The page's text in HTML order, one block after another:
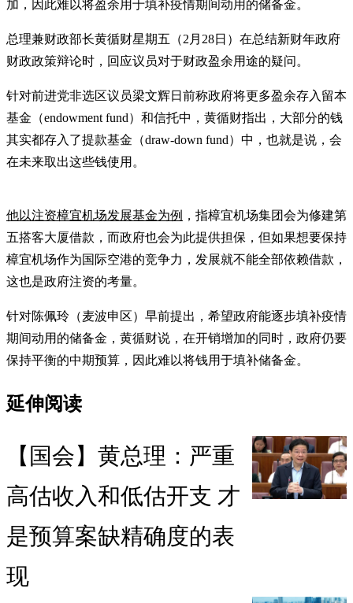
加，因此难以将盈余用于填补疫情期间动用的储备金。
总理兼财政部长黄循财星期五（2月28日）在总结新财年政府
财政政策辩论时，回应议员对于财政盈余用途的疑问。
针对前进党非选区议员梁文辉日前称政府将更多盈余存入留本
基金（endowment fund）和信托中，黄循财指出，大部分的钱
其实都存入了提款基金（draw-down fund）中，也就是说，会
在未来取出这些钱使用。
他以注资樟宜机场发展基金为例 ，指樟宜机场集团会为修建第
五搭客大厦借款，而政府也会为此提供担保，但如果想要保持
樟宜机场作为国际空港的竞争力，发展就不能全部依赖借款，
这也是政府注资的考量。
针对陈佩玲（麦波申区）早前提出，希望政府能逐步填补疫情
期间动用的储备金，黄循财说，在开销增加的同时，政府仍要
保持平衡的中期预算，因此难以将钱用于填补储备金。
延伸阅读
【国会】黄总理：严重
高估收入和低估开支 才
是预算案缺精确度的表
现